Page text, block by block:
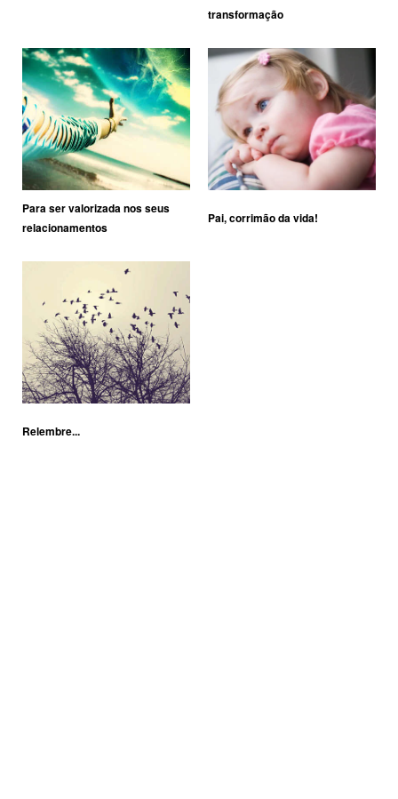
transformação
Para ser valorizada nos seus
relacionamentos
Pai, corrimão da vida!
Relembre...